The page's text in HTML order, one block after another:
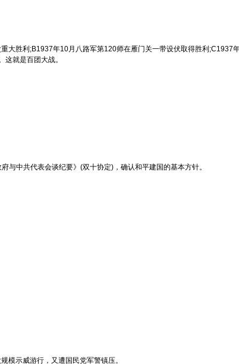
大胜利;B1937年10月八路军第120师在雁门关一带设伏取得胜利
就是百团大战。
中共代表会谈纪要》(双十协定)，确认和平建国的基本方针。
模示威游行，又遭国民党军警镇压。